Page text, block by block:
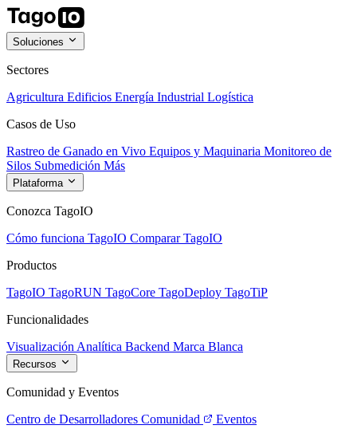
Soluciones
Sectores
Agricultura Edificios Energía Industrial Logística
Casos de Uso
Rastreo de Ganado en Vivo Equipos y Maquinaria Monitoreo de
Silos Submedición Más
Plataforma
Conozca TagoIO
Cómo funciona TagoIO Comparar TagoIO
Productos
TagoIO TagoRUN TagoCore TagoDeploy TagoTiP
Funcionalidades
Visualización Analítica Backend Marca Blanca
Recursos
Comunidad y Eventos
Centro de Desarrolladores Comunidad
Eventos